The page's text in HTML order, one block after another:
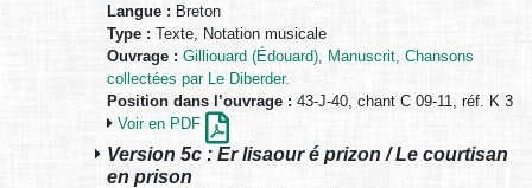
Langue : Breton
Type : Texte, Notation musicale
Ouvrage : Gilliouard (Édouard), Manuscrit, Chansons
collectées par Le Diberder.
Position dans l’ouvrage : 43-J-40, chant C 09-11, réf. K 3
Voir en PDF
Version 5c : Er lisaour é prizon / Le courtisan
en prison